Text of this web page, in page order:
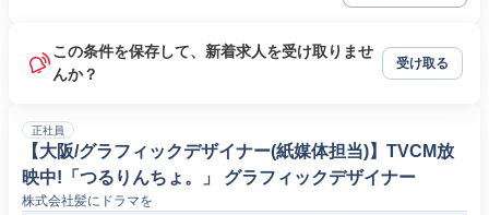
この条件を保存して、新着求人を受け取りませ
んか？
受け取る
正社員
【大阪/グラフィックデザイナー(紙媒体担当)】TVCM放
映中!「つるりんちょ。」 グラフィックデザイナー
株式会社髪にドラマを